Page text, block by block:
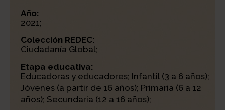
Año:
2021;
Colección REDEC:
Ciudadanía Global;
Etapa educativa:
Educadoras y educadores; Infantil (3 a 6 años);
Jóvenes (a partir de 16 años); Primaria (6 a 12
años); Secundaria (12 a 16 años);